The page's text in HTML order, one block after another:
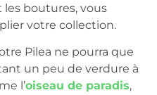
boutures, vous
votre collection.
Pilea ne pourra que
un peu de verdure à
l’oiseau de paradis,